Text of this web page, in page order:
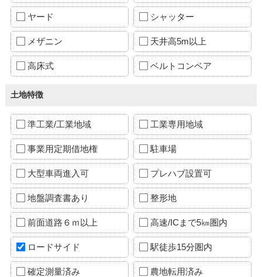
ヤード シャッター
メザニン 天井高5m以上
高床式 ベルトコンベア
土地特徴
準工業/工業地域 工業専用地域
事業用定期借地権 駐車場
大型車両進入可 プレハブ設置可
地盤調査書あり 整形地
前面道路６ｍ以上 高速/ICまで5㎞圏内
ロードサイド 駅徒歩15分圏内
確定測量済み 農地転用済み